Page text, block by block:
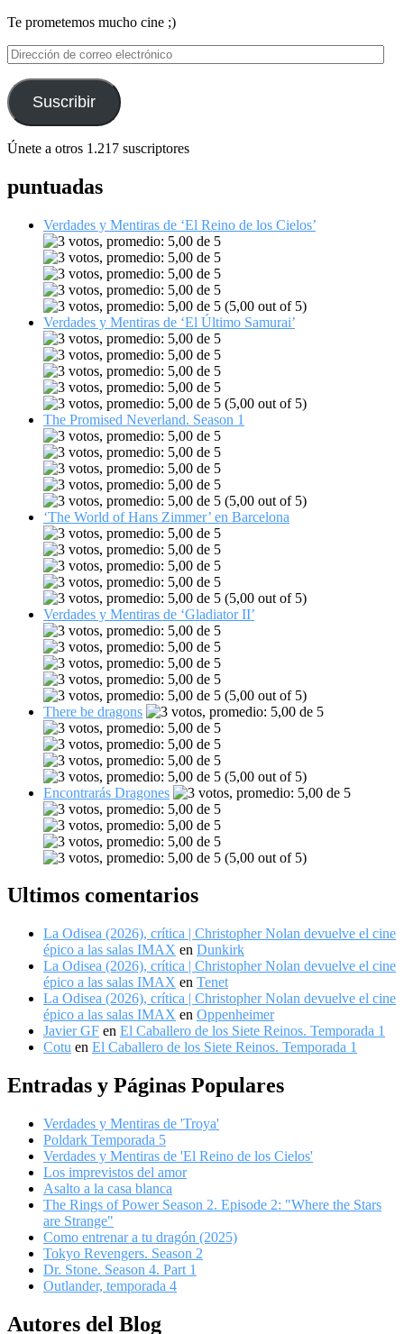
Te prometemos mucho cine ;)
Dirección
de
correo
electrónico
Suscribir
Únete a otros 1.217 suscriptores
puntuadas
Verdades y Mentiras de ‘El Reino de los Cielos’
(5,00 out of 5)
Verdades y Mentiras de ‘El Último Samurai’
(5,00 out of 5)
The Promised Neverland. Season 1
(5,00 out of 5)
‘The World of Hans Zimmer’ en Barcelona
(5,00 out of 5)
Verdades y Mentiras de ‘Gladiator II’
(5,00 out of 5)
There be dragons
(5,00 out of 5)
Encontrarás Dragones
(5,00 out of 5)
Ultimos comentarios
La Odisea (2026), crítica | Christopher Nolan devuelve el cine
épico a las salas IMAX en Dunkirk
La Odisea (2026), crítica | Christopher Nolan devuelve el cine
épico a las salas IMAX en Tenet
La Odisea (2026), crítica | Christopher Nolan devuelve el cine
épico a las salas IMAX en Oppenheimer
Javier GF en El Caballero de los Siete Reinos. Temporada 1
Cotu en El Caballero de los Siete Reinos. Temporada 1
Entradas y Páginas Populares
Verdades y Mentiras de 'Troya'
Poldark Temporada 5
Verdades y Mentiras de 'El Reino de los Cielos'
Los imprevistos del amor
Asalto a la casa blanca
The Rings of Power Season 2. Episode 2: "Where the Stars
are Strange"
Como entrenar a tu dragón (2025)
Tokyo Revengers. Season 2
Dr. Stone. Season 4. Part 1
Outlander, temporada 4
Autores del Blog